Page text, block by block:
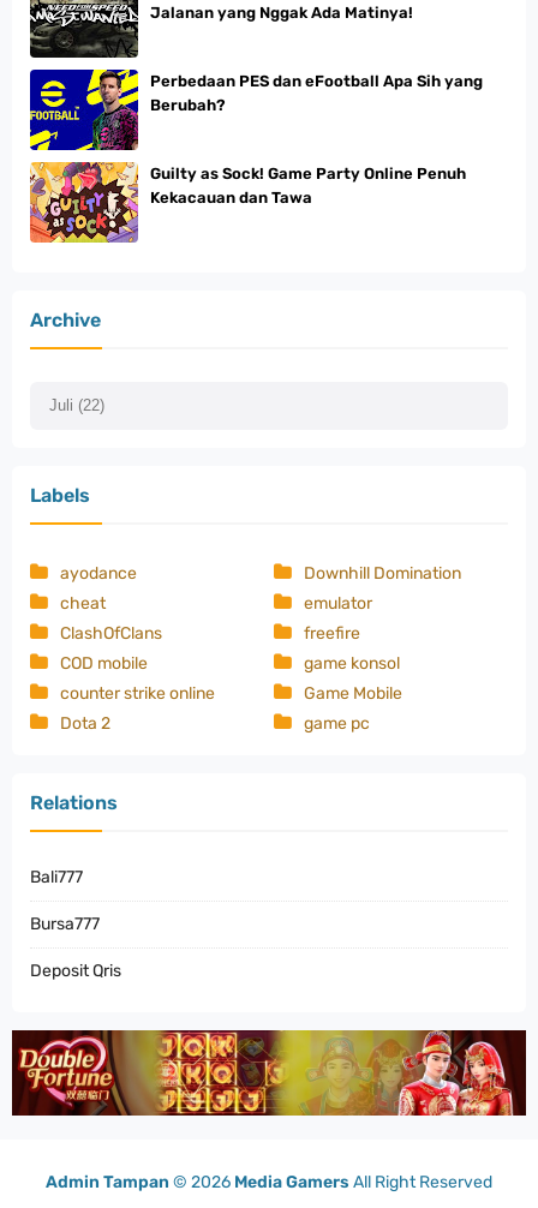
Jalanan yang Nggak Ada Matinya!
Perbedaan PES dan eFootball Apa Sih yang
Berubah?
Guilty as Sock! Game Party Online Penuh
Kekacauan dan Tawa
Archive
Labels
ayodance
cheat
ClashOfClans
COD mobile
counter strike online
Dota 2
Downhill Domination
emulator
freefire
game konsol
Game Mobile
game pc
Relations
Bali777
Bursa777
Deposit Qris
Admin Tampan © 2026 Media Gamers All Right Reserved